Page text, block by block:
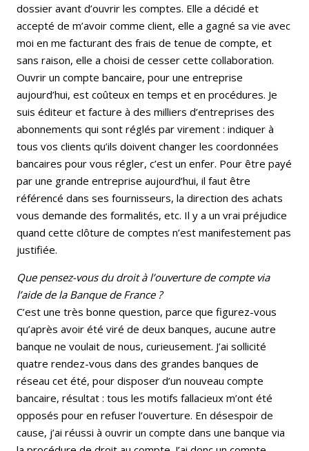
dossier avant d’ouvrir les comptes. Elle a décidé et
accepté de m’avoir comme client, elle a gagné sa vie avec
moi en me facturant des frais de tenue de compte, et
sans raison, elle a choisi de cesser cette collaboration.
Ouvrir un compte bancaire, pour une entreprise
aujourd’hui, est coûteux en temps et en procédures. Je
suis éditeur et facture à des milliers d’entreprises des
abonnements qui sont réglés par virement : indiquer à
tous vos clients qu’ils doivent changer les coordonnées
bancaires pour vous régler, c’est un enfer. Pour être payé
par une grande entreprise aujourd’hui, il faut être
référencé dans ses fournisseurs, la direction des achats
vous demande des formalités, etc. Il y a un vrai préjudice
quand cette clôture de comptes n’est manifestement pas
justifiée.
Que pensez-vous du droit à l’ouverture de compte via
l’aide de la Banque de France ?
C’est une très bonne question, parce que figurez-vous
qu’après avoir été viré de deux banques, aucune autre
banque ne voulait de nous, curieusement. J’ai sollicité
quatre rendez-vous dans des grandes banques de
réseau cet été, pour disposer d’un nouveau compte
bancaire, résultat : tous les motifs fallacieux m’ont été
opposés pour en refuser l’ouverture. En désespoir de
cause, j’ai réussi à ouvrir un compte dans une banque via